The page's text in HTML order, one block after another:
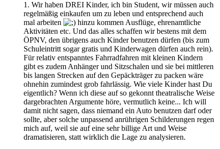
1. Wir haben DREI Kinder, ich bin Student, wir müssen auch
regelmäßig einkaufen um zu leben und entsprechend auch
mal arbeiten
hinzu kommen Ausflüge, ehrenamtliche
Aktivitäten etc. Und das alles schaffen wir bestens mit dem
ÖPNV, den übrigens auch Kinder benutzen dürfen (bis zum
Schuleintritt sogar gratis und Kinderwagen dürfen auch rein).
Für relativ entspanntes Fahrradfahren mit kleinen Kindern
gibt es zudem Anhänger und Sitzschalen und sie bei mittleren
bis langen Strecken auf den Gepäckträger zu packen wäre
ohnehin zumindest grob fahrlässig. Wie viele Kinder hast Du
eigentlich? Wenn ich diese auf so gekonnt theatralische Weise
dargebrachten Argumente höre, vermutlich keine... Ich will
damit nicht sagen, dass niemand ein Auto benutzen darf oder
sollte, aber solche unpassend anrührigen Schilderungen regen
mich auf, weil sie auf eine sehr billige Art und Weise
dramatisieren, statt wirklich die Lage zu analysieren.